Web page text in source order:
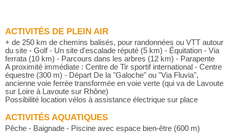
ACTIVITÉS DE PLEIN AIR
+ de 250 km de chemins balisés, pour randonnées ou VTT autour
du site - Golf - Un site d'escalade réputé (5 km) - Équitation - Via
ferrata (10 km) - Parcours dans les arbres (12 km) - Parapente
A proximité immédiate : Centre de Tir sportif international - Centre
équestre (300 m) - Départ De la "Galoche" ou "Via Fluvia",
ancienne voie ferrée transformée en voie verte (qui va de Lavoute
sur Loire à Lavoute sur Rhône)
Possibilité location vélos à assistance électrique sur place
ACTIVITÉS AQUATIQUES
Pêche - Baignade - Piscine avec espace bien-être (600 m)